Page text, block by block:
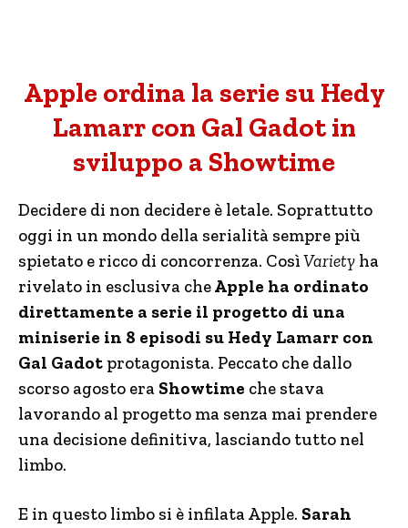
Apple ordina la serie su Hedy
Lamarr con Gal Gadot in
sviluppo a Showtime
Decidere di non decidere è letale. Soprattutto
oggi in un mondo della serialità sempre più
spietato e ricco di concorrenza. CosìVariety ha
rivelato in esclusiva cheApple ha ordinato
direttamente a serie il progetto di una
miniserie in 8 episodi su Hedy Lamarr con
Gal Gadot protagonista. Peccato che dallo
scorso agosto era Showtime che stava
lavorando al progetto ma senza mai prendere
una decisione definitiva, lasciando tutto nel
limbo.
E in questo limbo si è infilata Apple. Sarah